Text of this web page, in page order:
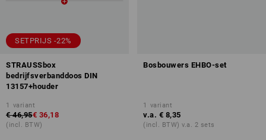
SETPRIJS -22%
STRAUSSbox
bedrijfsverbanddoos DIN
13157+houder
1 variant
€ 46,95€ 36,18
(incl. BTW)
Bosbouwers EHBO-set
1 variant
v.a. € 8,35
(incl. BTW) v.a. 2 sets